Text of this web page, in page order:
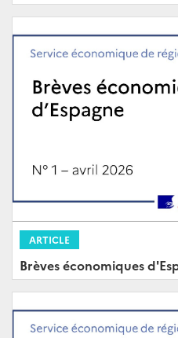
ARTICLE
Brèves économiques